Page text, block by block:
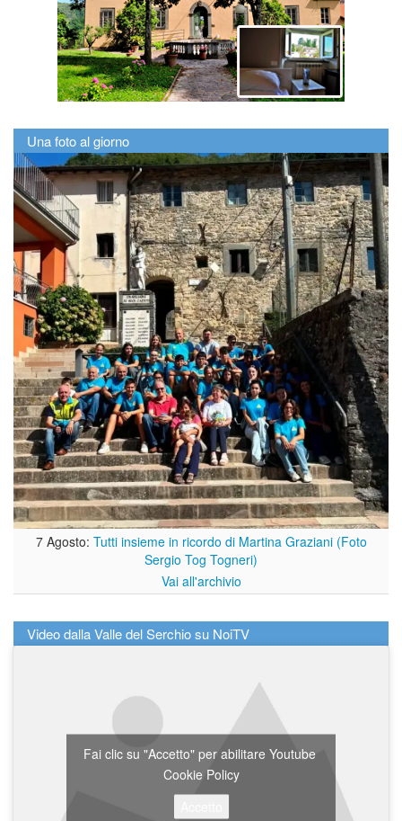
Una foto al giorno
7 Agosto: Tutti insieme in ricordo di Martina Graziani (Foto
Sergio Tog Togneri)
Vai all'archivio
Video dalla Valle del Serchio su NoiTV
Fai clic su "Accetto" per abilitare Youtube
Cookie Policy